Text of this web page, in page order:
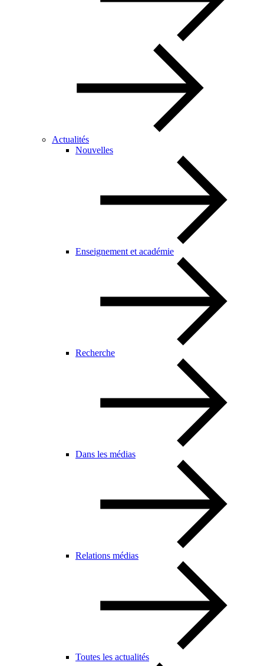
Actualités
Nouvelles
Enseignement et académie
Recherche
Dans les médias
Relations médias
Toutes les actualités